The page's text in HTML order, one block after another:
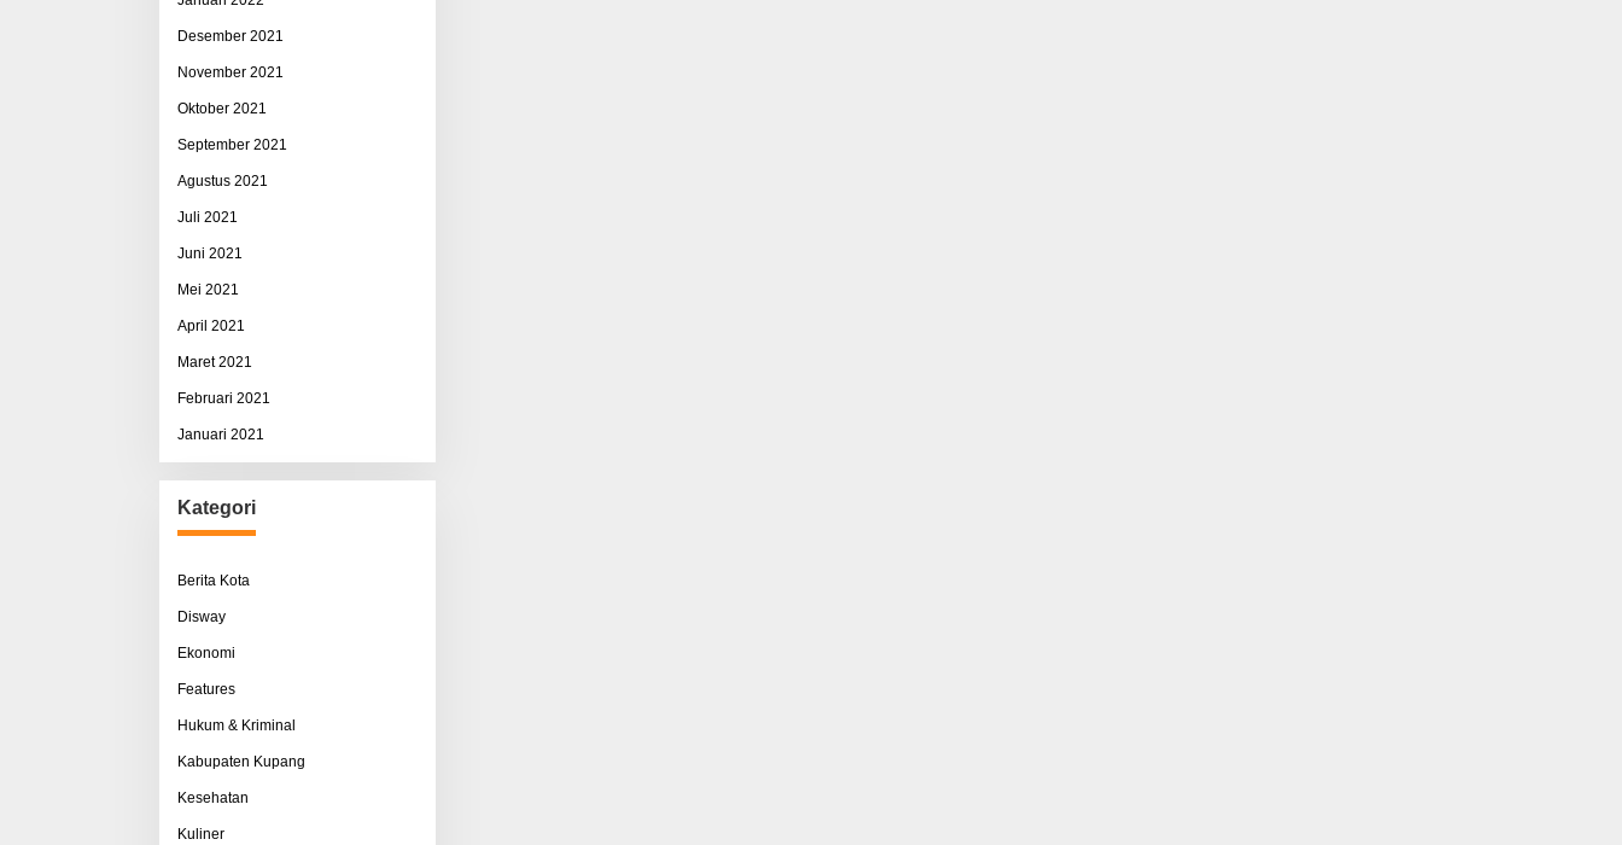
Desember 2021
November 2021
Oktober 2021
September 2021
Agustus 2021
Juli 2021
Juni 2021
Mei 2021
April 2021
Maret 2021
Februari 2021
Januari 2021
Kategori
Berita Kota
Disway
Ekonomi
Features
Hukum & Kriminal
Kabupaten Kupang
Kesehatan
Kuliner